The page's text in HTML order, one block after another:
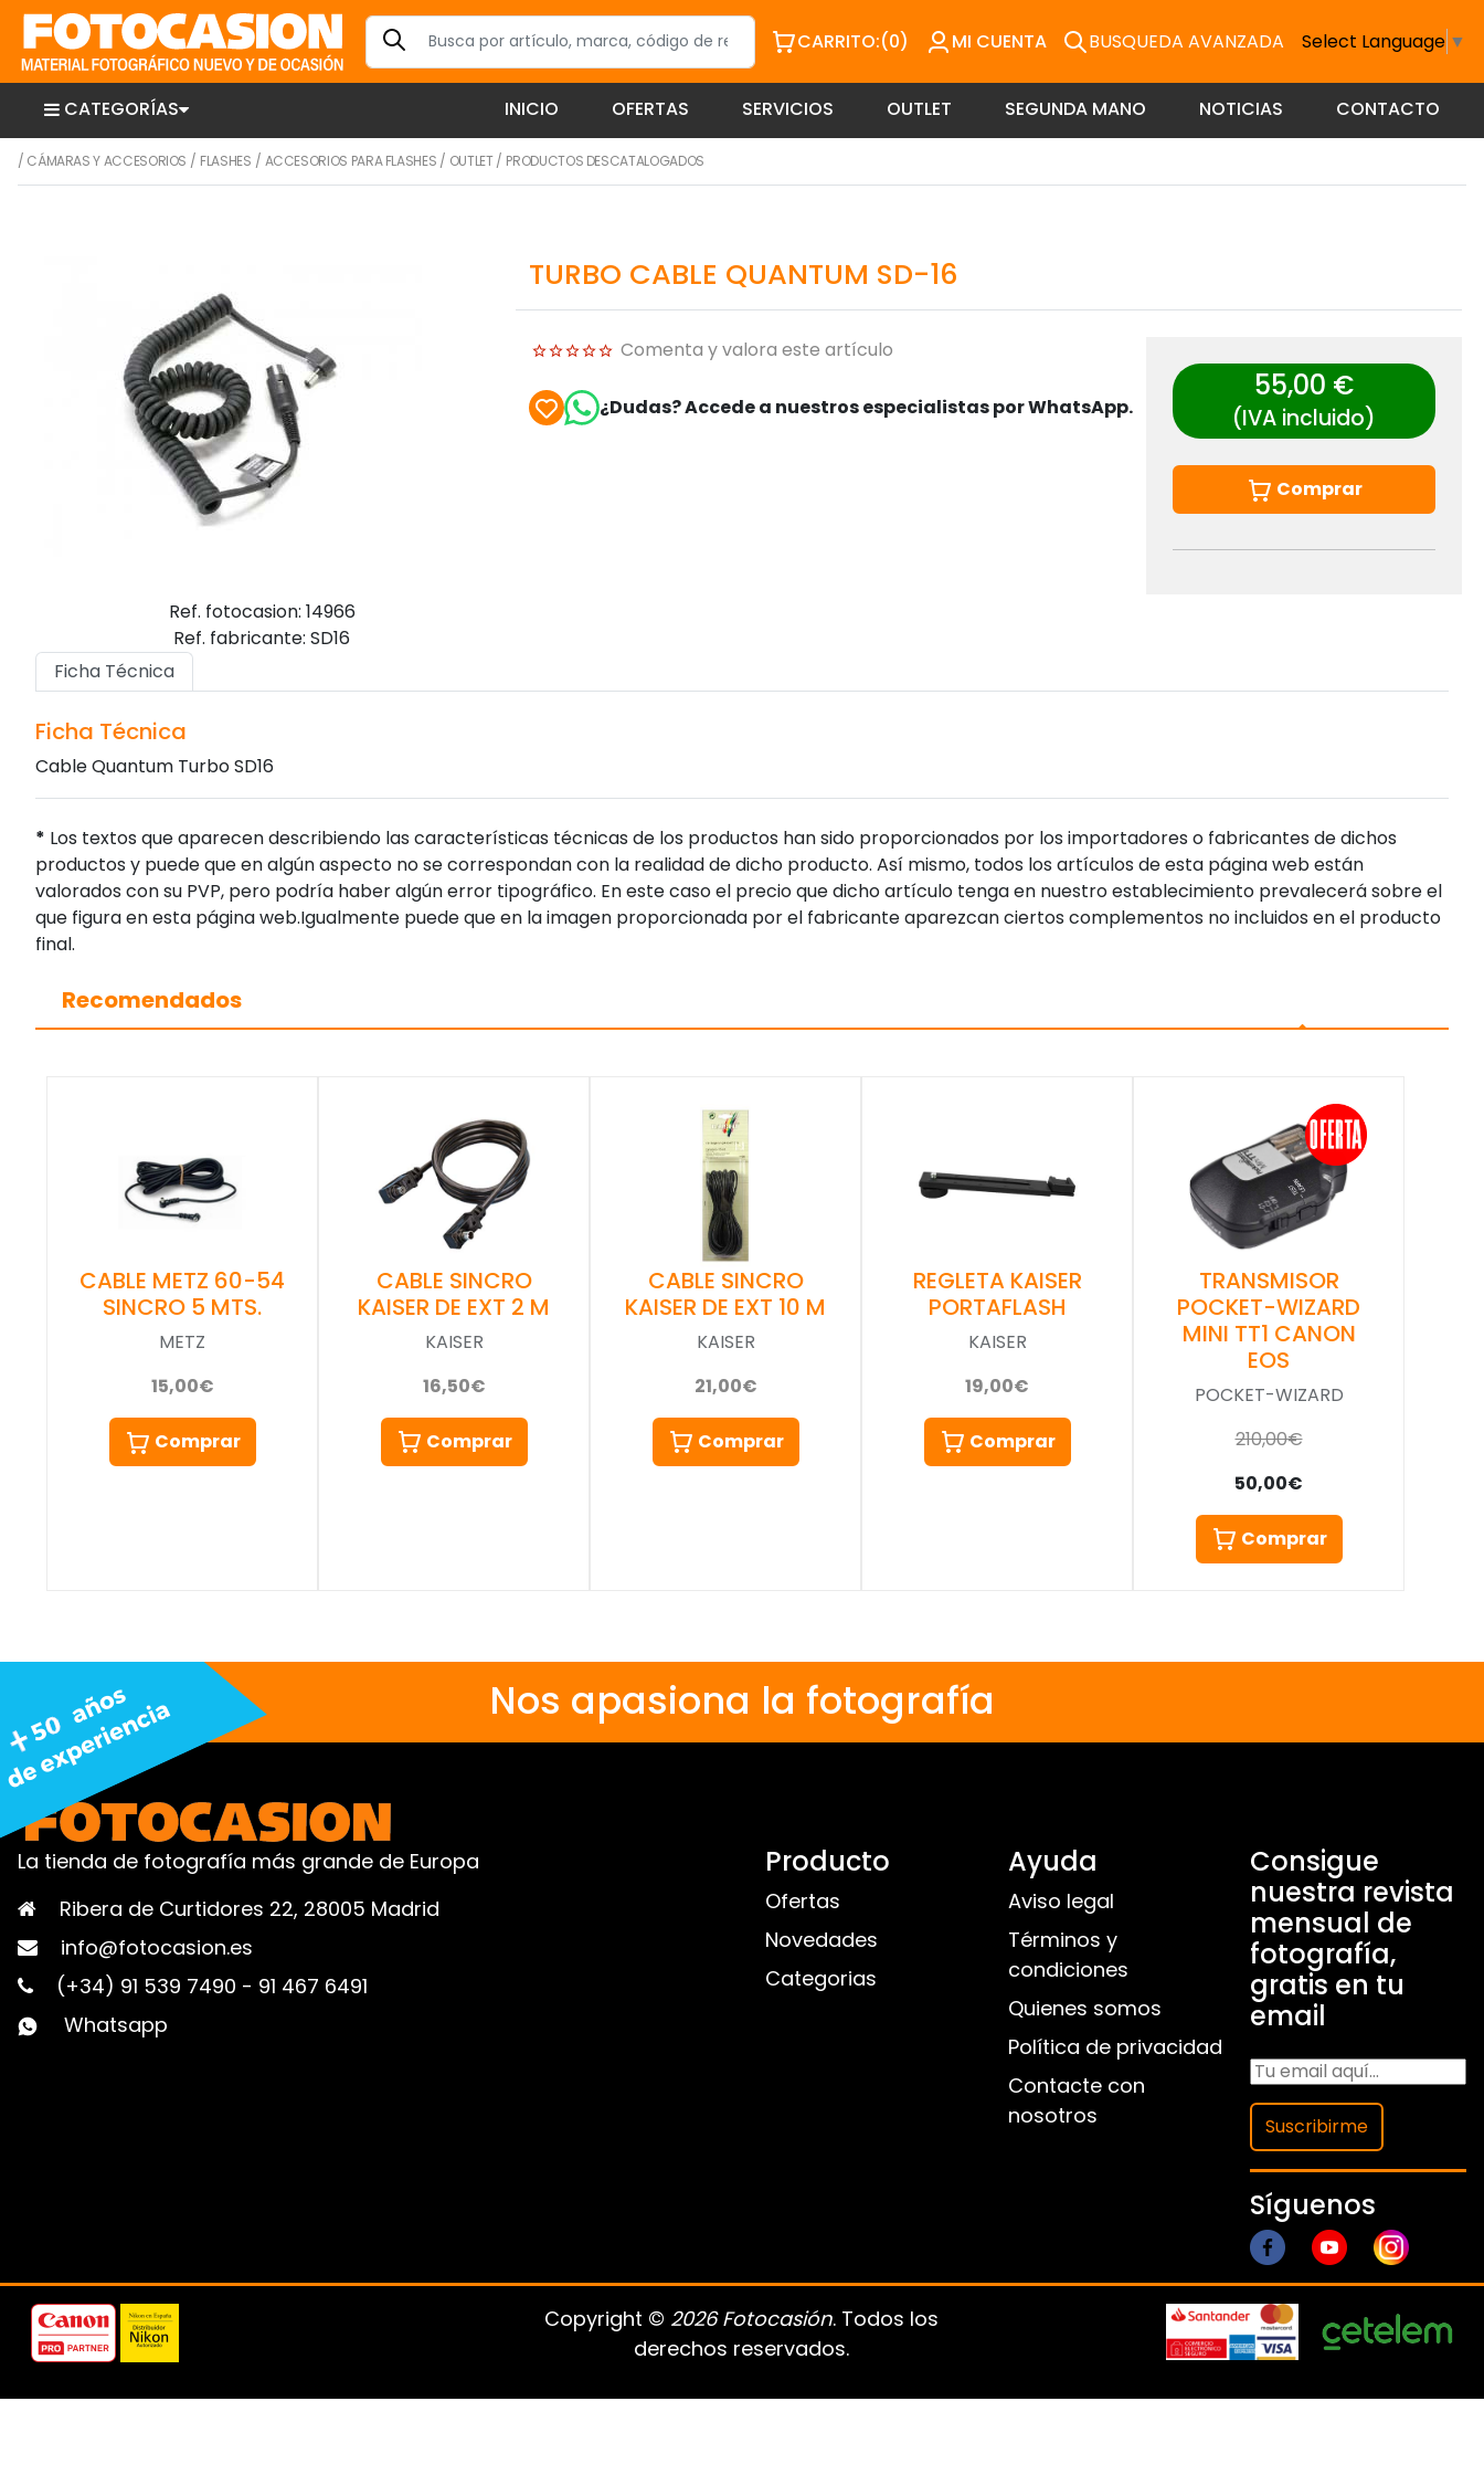
CARRITO:(0) MI CUENTA BUSQUEDA AVANZADA Select Language ▼
CATEGORÍAS INICIO OFERTAS SERVICIOS OUTLET SEGUNDA MANO NOTICIAS CONTACTO
/ CÁMARAS Y ACCESORIOS / FLASHES / ACCESORIOS PARA FLASHES / OUTLET/ PRODUCTOS DESCATALOGADOS
Ref. fotocasion: 14966
Ref. fabricante: SD16
TURBO CABLE QUANTUM SD-16
Comenta y valora este artículo
¿Dudas? Accede a nuestros especialistas por WhatsApp.
55,00 €
(IVA incluido)
Comprar
Ficha Técnica
Ficha Técnica
Cable Quantum Turbo SD16
* Los textos que aparecen describiendo las características técnicas de los productos han sido proporcionados por los importadores o fabricantes de dichos
productos y puede que en algún aspecto no se correspondan con la realidad de dicho producto. Así mismo, todos los artículos de esta página web están
valorados con su PVP, pero podría haber algún error tipográfico. En este caso el precio que dicho artículo tenga en nuestro establecimiento prevalecerá sobre el
que figura en esta página web.Igualmente puede que en la imagen proporcionada por el fabricante aparezcan ciertos complementos no incluidos en el producto
final.
Recomendados
CABLE METZ 60-54
SINCRO 5 MTS.
METZ
15,00€
Comprar
CABLE SINCRO
KAISER DE EXT 2 M
KAISER
16,50€
Comprar
CABLE SINCRO
KAISER DE EXT 10 M
KAISER
21,00€
Comprar
REGLETA KAISER
PORTAFLASH
KAISER
19,00€
Comprar
TRANSMISOR
POCKET-WIZARD
MINI TT1 CANON
EOS
POCKET-WIZARD
210,00€
50,00€
Comprar
Nos apasiona la fotografía
La tienda de fotografía más grande de Europa
Ribera de Curtidores 22, 28005 Madrid
info@fotocasion.es
(+34) 91 539 7490 - 91 467 6491
Whatsapp
Producto
Ofertas
Novedades
Categorias
Ayuda
Aviso legal
Términos y
condiciones
Quienes somos
Política de privacidad
Contacte con
nosotros
Consigue
nuestra revista
mensual de
fotografía,
gratis en tu
email
Suscribirme
Síguenos
Copyright © 2026 Fotocasión. Todos los
derechos reservados.